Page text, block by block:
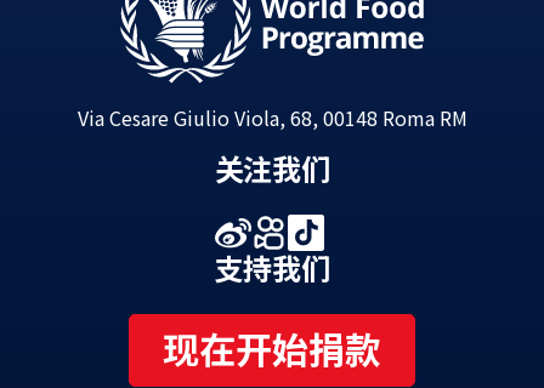
Via Cesare Giulio Viola, 68, 00148 Roma RM
关注我们
支持我们
现在开始捐款